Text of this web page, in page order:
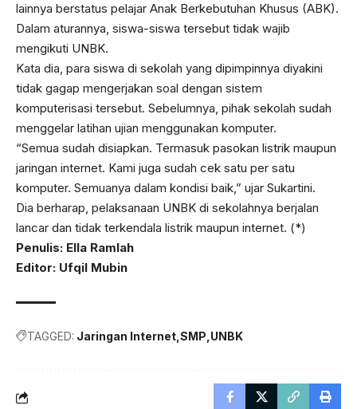
lainnya berstatus pelajar Anak Berkebutuhan Khusus (ABK).
Dalam aturannya, siswa-siswa tersebut tidak wajib
mengikuti UNBK.
Kata dia, para siswa di sekolah yang dipimpinnya diyakini
tidak gagap mengerjakan soal dengan sistem
komputerisasi tersebut. Sebelumnya, pihak sekolah sudah
menggelar latihan ujian menggunakan komputer.
“Semua sudah disiapkan. Termasuk pasokan listrik maupun
jaringan internet. Kami juga sudah cek satu per satu
komputer. Semuanya dalam kondisi baik,” ujar Sukartini.
Dia berharap, pelaksanaan UNBK di sekolahnya berjalan
lancar dan tidak terkendala listrik maupun internet. (*)
Penulis: Ella Ramlah
Editor: Ufqil Mubin
TAGGED: Jaringan Internet SMP UNBK